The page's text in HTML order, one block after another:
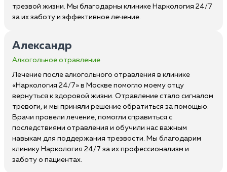
трезвой жизни. Мы благодарны клинике Наркология 24/7
за их заботу и эффективное лечение.
Александр
Алкогольное отравление
Лечение после алкогольного отравления в клинике
«Наркология 24/7» в Москве помогло моему отцу
вернуться к здоровой жизни. Отравление стало сигналом
тревоги, и мы приняли решение обратиться за помощью.
Врачи провели лечение, помогли справиться с
последствиями отравления и обучили нас важным
навыкам для поддержания трезвости. Мы благодарим
клинику Наркология 24/7 за их профессионализм и
заботу о пациентах.